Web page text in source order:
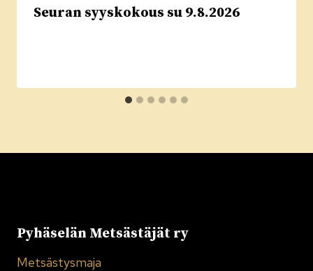
Seuran syyskokous su 9.8.2026
Pyhäselän Metsästäjät ry
Metsästysmaja